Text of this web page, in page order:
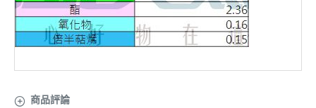
商品評論